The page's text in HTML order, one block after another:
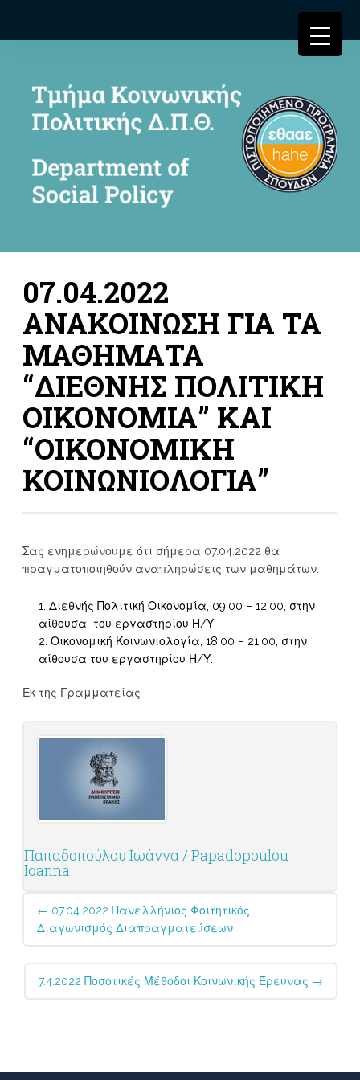
07.04.2022
ΑΝΑΚΟΙΝΩΣΗ ΓΙΑ ΤΑ
ΜΑΘΗΜΑΤΑ
“ΔΙΕΘΝΗΣ ΠΟΛΙΤΙΚΗ
ΟΙΚΟΝΟΜΙΑ” ΚΑΙ
“ΟΙΚΟΝΟΜΙΚΗ
ΚΟΙΝΩΝΙΟΛΟΓΙΑ”
Σας ενημερώνουμε ότι σήμερα 07.04.2022 θα
πραγματοποιηθούν αναπληρώσεις των μαθημάτων:
Διεθνής Πολιτική Οικονομία, 09.00 – 12.00, στην
αίθουσα του εργαστηρίου Η/Υ.
Οικονομική Κοινωνιολογία, 18.00 – 21.00, στην
αίθουσα του εργαστηρίου Η/Υ.
Εκ της Γραμματείας
Παπαδοπούλου Ιωάννα / Papadopoulou
Ioanna
Post
navigation
← 07.04.2022 Πανελλήνιος Φοιτητικός
Διαγωνισμός Διαπραγματεύσεων
7.4.2022 Ποσοτικές Μέθοδοι Κοινωνικής Έρευνας →